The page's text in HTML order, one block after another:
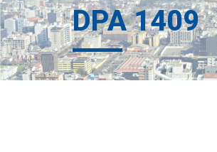
DPA 1409